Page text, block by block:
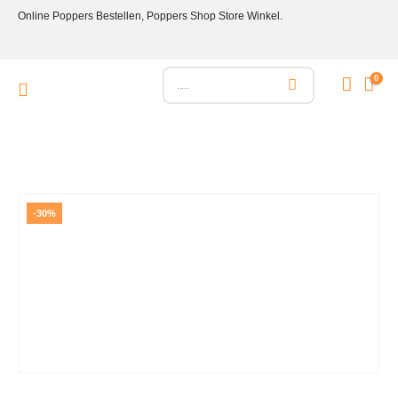
Online Poppers Bestellen, Poppers Shop Store Winkel.
0
-30%